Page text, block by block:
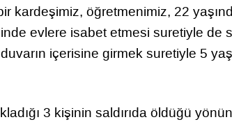
kardeşimiz, öğretmenimiz, 22
evlere isabet etmesi suretiyle de
içerisine girmek suretiyle 5
3 kişinin saldırıda öldüğü